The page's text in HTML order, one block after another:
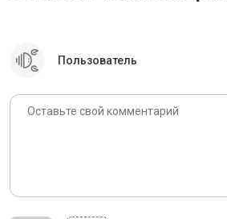
Пользователь